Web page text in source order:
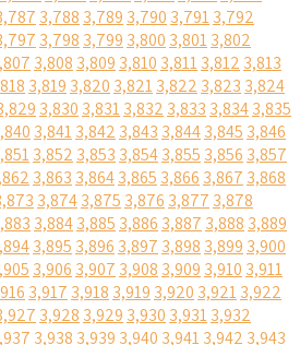
3,788 3,789 3,790 3,7913,792
3,798 3,799 3,800 3,8013,802
3,808 3,809 3,810 3,8113,812 3,813
3,819 3,820 3,8213,822 3,823 3,824
3,830 3,8313,832 3,833 3,8343,835
3,8413,842 3,843 3,8443,845 3,846
3,852 3,853 3,8543,855 3,856 3,857
3,863 3,8643,865 3,866 3,867 3,868
3,8743,875 3,876 3,877 3,878
3,8843,885 3,886 3,887 3,888 3,889
3,895 3,896 3,897 3,898 3,899 3,900
3,906 3,907 3,908 3,909 3,910 3,911
3,917 3,918 3,919 3,920 3,9213,922
3,928 3,929 3,930 3,9313,932
3,938 3,939 3,940 3,9413,942 3,943